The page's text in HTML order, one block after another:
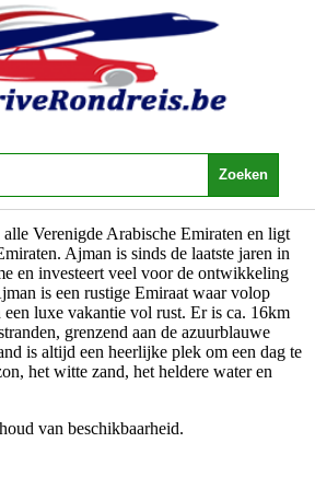
- Emiraten - Ajman
>Ajman
1 Aanbieding
Verenigde Arabische Emiraten en ligt
Ajman is sinds de laatste jaren in
en investeert veel voor de ontwikkeling
is een rustige Emiraat waar volop
luxe vakantie vol rust. Er is ca. 16km
grenzend aan de azuurblauwe
is altijd een heerlijke plek om een dag te
het witte zand, het heldere water en
van beschikbaarheid.